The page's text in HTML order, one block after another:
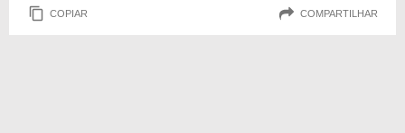
COPIAR COMPARTILHAR